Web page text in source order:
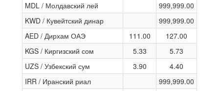
MDL / Молдавский лей
999,999.00
KWD / Кувейтский динар
999,999.00
AED / Дирхам ОАЭ
111.00
127.00
KGS / Киргизский сом
5.33
5.73
UZS / Узбекский сум
3.90
4.40
IRR / Иранский риал
999,999.00